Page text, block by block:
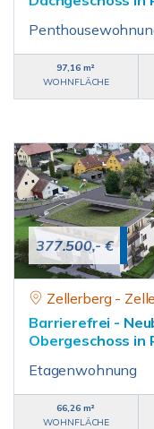
97,16 m²
WOHNFLÄCHE
377.500,- €
Zellerberg -
Barrierefrei -
Obergeschoss in
Etagenwohnung
66,26 m²
WOHNFLÄCHE